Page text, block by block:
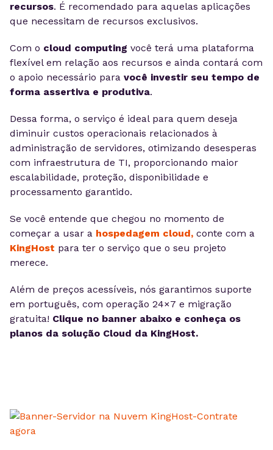
recursos. É recomendado para aquelas aplicações
que necessitam de recursos exclusivos.
Com o cloud computing você terá uma plataforma
flexível em relação aos recursos e ainda contará com
o apoio necessário para você investir seu tempo de
forma assertiva e produtiva.
Dessa forma, o serviço é ideal para quem deseja
diminuir custos operacionais relacionados à
administração de servidores, otimizando desesperas
com infraestrutura de TI, proporcionando maior
escalabilidade, proteção, disponibilidade e
processamento garantido.
Se você entende que chegou no momento de
começar a usar a hospedagem cloud, conte com a
KingHost para ter o serviço que o seu projeto
merece.
Além de preços acessíveis, nós garantimos suporte
em português, com operação 24×7 e migração
gratuita! Clique no banner abaixo e conheça os
planos da solução Cloud da KingHost.